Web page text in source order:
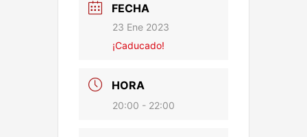
FECHA
23 Ene 2023
¡Caducado!
HORA
20:00 - 22:00